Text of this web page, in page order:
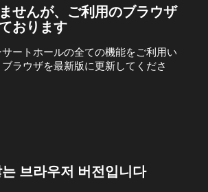
せんが、ご利用のブラウザ
おります
ートホールの全ての機能をご利用い
ラウザを最新版に更新してくださ
브라우저 버전입니다